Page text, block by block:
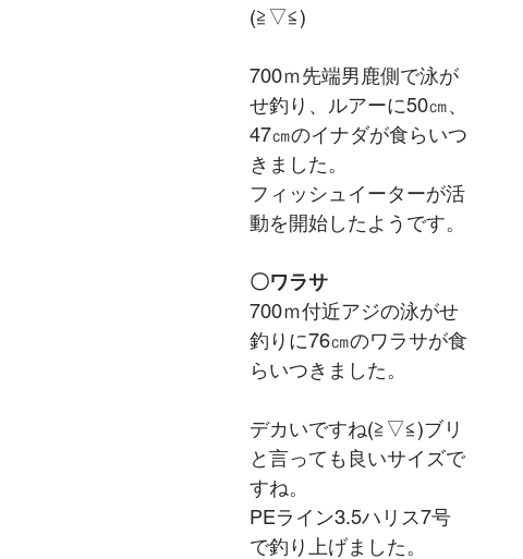
(≧▽≦)
700ｍ先端男鹿側で泳が
せ釣り、ルアーに50㎝、
47㎝のイナダが食らいつ
きました。
フィッシュイーターが活
動を開始したようです。
〇ワラサ
700ｍ付近アジの泳がせ
釣りに76㎝のワラサが食
らいつきました。
デカいですね(≧▽≦)ブリ
と言っても良いサイズで
すね。
PEライン3.5ハリス7号
で釣り上げました。